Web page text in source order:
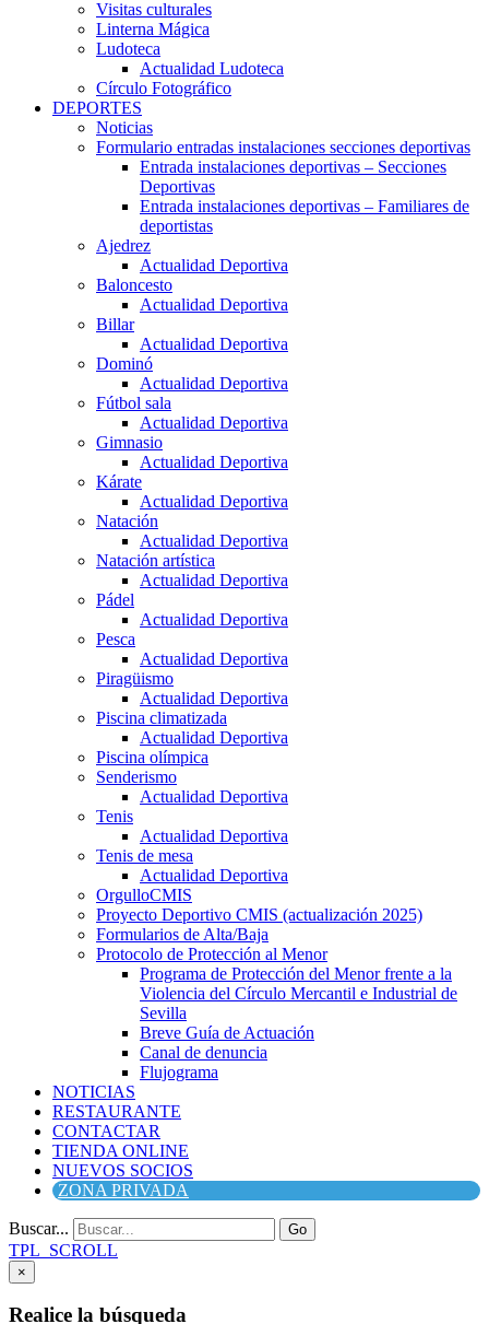
Visitas culturales
Linterna Mágica
Ludoteca
Actualidad Ludoteca
Círculo Fotográfico
DEPORTES
Noticias
Formulario entradas instalaciones secciones deportivas
Entrada instalaciones deportivas – Secciones
Deportivas
Entrada instalaciones deportivas – Familiares de
deportistas
Ajedrez
Actualidad Deportiva
Baloncesto
Actualidad Deportiva
Billar
Actualidad Deportiva
Dominó
Actualidad Deportiva
Fútbol sala
Actualidad Deportiva
Gimnasio
Actualidad Deportiva
Kárate
Actualidad Deportiva
Natación
Actualidad Deportiva
Natación artística
Actualidad Deportiva
Pádel
Actualidad Deportiva
Pesca
Actualidad Deportiva
Piragüismo
Actualidad Deportiva
Piscina climatizada
Actualidad Deportiva
Piscina olímpica
Senderismo
Actualidad Deportiva
Tenis
Actualidad Deportiva
Tenis de mesa
Actualidad Deportiva
OrgulloCMIS
Proyecto Deportivo CMIS (actualización 2025)
Formularios de Alta/Baja
Protocolo de Protección al Menor
Programa de Protección del Menor frente a la
Violencia del Círculo Mercantil e Industrial de
Sevilla
Breve Guía de Actuación
Canal de denuncia
Flujograma
NOTICIAS
RESTAURANTE
CONTACTAR
TIENDA ONLINE
NUEVOS SOCIOS
ZONA PRIVADA
Buscar... Go
TPL_SCROLL
×
Realice la búsqueda